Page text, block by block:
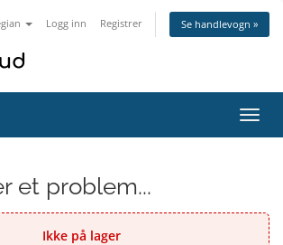
Logg inn Registrer Se handlevogn »
Bytt
et problem...
Ikke på lager